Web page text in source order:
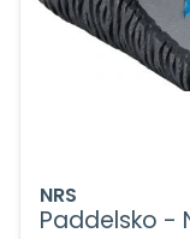
NRS
Paddelsko -